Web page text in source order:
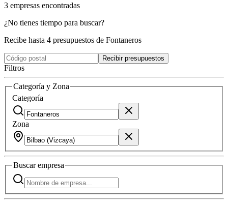
3 empresas encontradas
¿No tienes tiempo para buscar?
Recibe hasta 4 presupuestos de Fontaneros
Recibir presupuestos
Filtros
Categoría y Zona
Categoría
Zona
Buscarempresa